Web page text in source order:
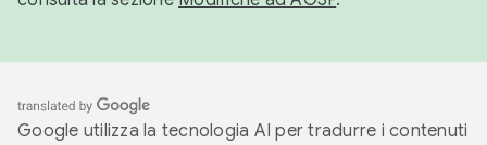
Google utilizza la tecnologia AI per tradurre i contenuti